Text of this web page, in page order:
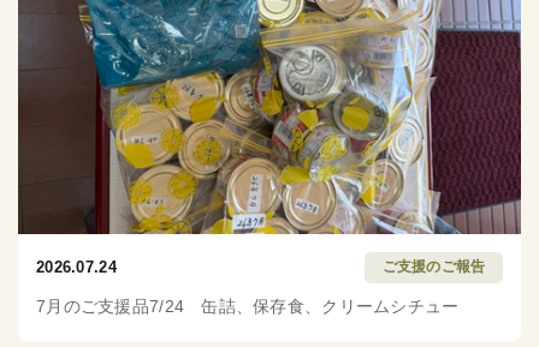
2026.07.24 ご支援のご報告
7月のご支援品7/24 缶詰、保存食、クリームシチュー